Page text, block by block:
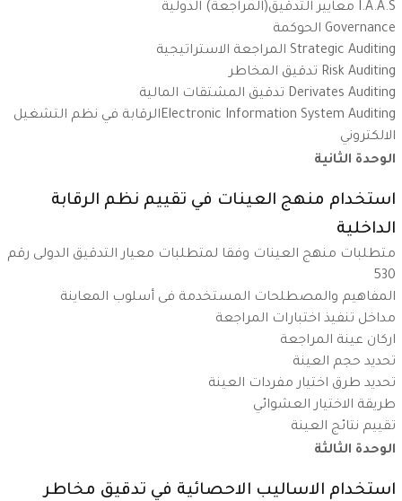
I.A.A.S معايير التدقيق(المراجعة) الدولية
Governance الحوكمة
Strategic Auditing المراجعة الاستراتيجية
Risk Auditing تدقيق المخاطر
Derivates Auditing تدقيق المشتقات المالية
Electronic Information System Auditingالرقابة في نظم التشغيل
الالكتروني
الوحدة الثانية
استخدام منهج العينات في تقييم نظم الرقابة
الداخلية
متطلبات منهج العينات وفقا لمتطلبات معيار التدقيق الدولى رقم
530
المفاهيم والمصطلحات المستخدمة فى أسلوب المعاينة
مداخل تنفيذ اختبارات المراجعة
اركان عينة المراجعة
تحديد حجم العينة
تحديد طرق اختيار مفردات العينة
طريقة الاختيار العشوائي
تقييم نتائج العينة
الوحدة الثالثة
استخدام الاساليب الاحصائية في تدقيق مخاطر